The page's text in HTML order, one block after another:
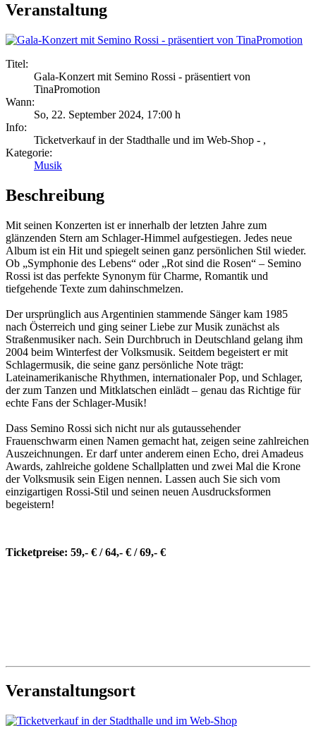
Veranstaltung
Titel:
Gala-Konzert mit Semino Rossi - präsentiert von
TinaPromotion
Wann:
So, 22. September 2024, 17:00 h
Info:
Ticketverkauf in der Stadthalle und im Web-Shop - ,
Kategorie:
Musik
Beschreibung
Mit seinen Konzerten ist er innerhalb der letzten Jahre zum
glänzenden Stern am Schlager-Himmel aufgestiegen. Jedes neue
Album ist ein Hit und spiegelt seinen ganz persönlichen Stil wieder.
Ob „Symphonie des Lebens“ oder „Rot sind die Rosen“ – Semino
Rossi ist das perfekte Synonym für Charme, Romantik und
tiefgehende Texte zum dahinschmelzen.
Der ursprünglich aus Argentinien stammende Sänger kam 1985
nach Österreich und ging seiner Liebe zur Musik zunächst als
Straßenmusiker nach. Sein Durchbruch in Deutschland gelang ihm
2004 beim Winterfest der Volksmusik. Seitdem begeistert er mit
Schlagermusik, die seine ganz persönliche Note trägt:
Lateinamerikanische Rhythmen, internationaler Pop, und Schlager,
der zum Tanzen und Mitklatschen einlädt – genau das Richtige für
echte Fans der Schlager-Musik!
Dass Semino Rossi sich nicht nur als gutaussehender
Frauenschwarm einen Namen gemacht hat, zeigen seine zahlreichen
Auszeichnungen. Er darf unter anderem einen Echo, drei Amadeus
Awards, zahlreiche goldene Schallplatten und zwei Mal die Krone
der Volksmusik sein Eigen nennen. Lassen auch Sie sich vom
einzigartigen Rossi-Stil und seinen neuen Ausdrucksformen
begeistern!
Ticketpreise: 59,- € / 64,- € / 69,- €
Veranstaltungsort